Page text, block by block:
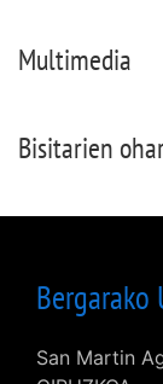
Multimedia
Bisitarien
Bergarako
San Martin